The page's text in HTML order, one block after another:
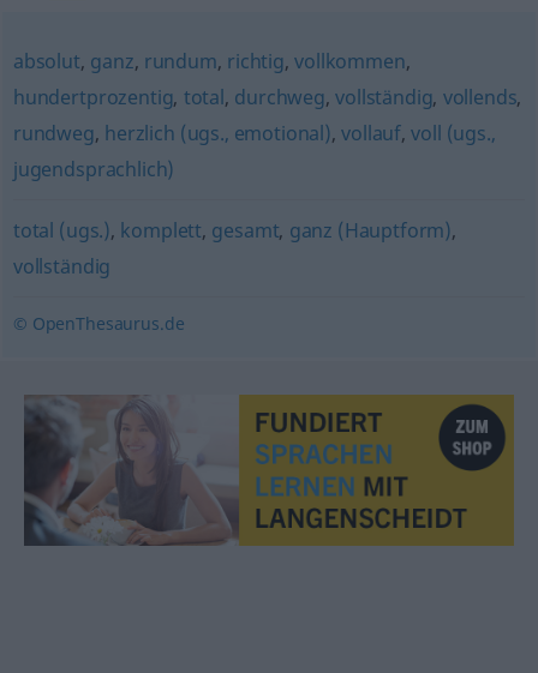
absolut, ganz, rundum, richtig,vollkommen,
hundertprozentig, total, durchweg,vollständig, vollends,
rundweg, herzlich (ugs., emotional),vollauf,voll (ugs.,
jugendsprachlich)
total (ugs.), komplett, gesamt, ganz (Hauptform),
vollständig
© OpenThesaurus.de